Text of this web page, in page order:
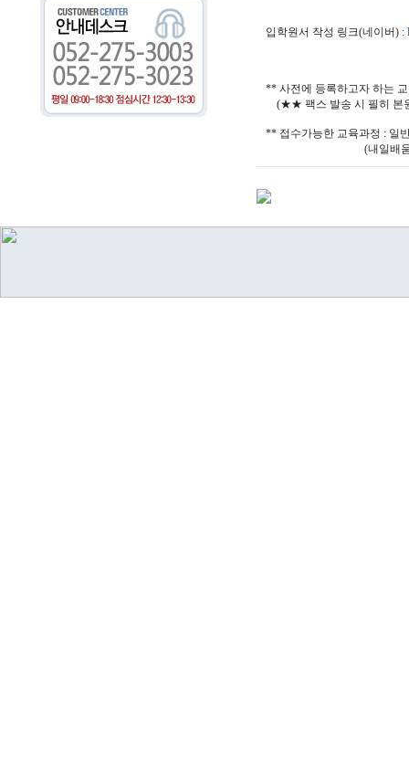
입학원서 작성 링크(네이버) :
** 사전에 등록하고자 하는
(★★ 팩스 발송 시 필히 본
** 접수가능한 교육과정 : 일
(내일배움카드 국